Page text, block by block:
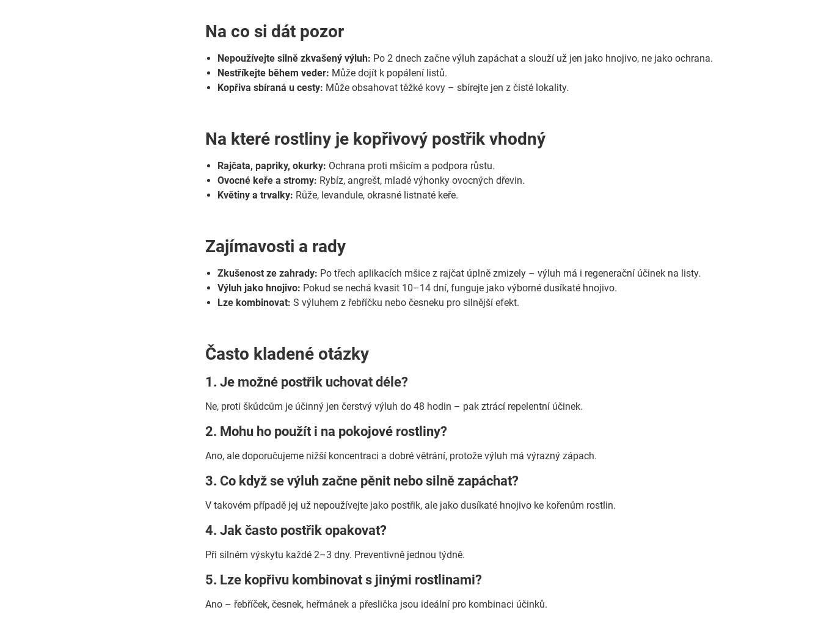
Na co si dát pozor
Nepoužívejte silně zkvašený výluh: Po 2 dnech začne výluh zapáchat a slouží už jen jako hnojivo, ne jako ochrana.
Nestříkejte během veder: Může dojít k popálení listů.
Kopřiva sbíraná u cesty: Může obsahovat těžké kovy – sbírejte jen z čisté lokality.
Na které rostliny je kopřivový postřik vhodný
Rajčata, papriky, okurky: Ochrana proti mšicím a podpora růstu.
Ovocné keře a stromy: Rybíz, angrešt, mladé výhonky ovocných dřevin.
Květiny a trvalky: Růže, levandule, okrasné listnaté keře.
Zajímavosti a rady
Zkušenost ze zahrady: Po třech aplikacích mšice z rajčat úplně zmizely – výluh má i regenerační účinek na listy.
Výluh jako hnojivo: Pokud se nechá kvasit 10–14 dní, funguje jako výborné dusíkaté hnojivo.
Lze kombinovat: S výluhem z řebříčku nebo česneku pro silnější efekt.
Často kladené otázky
1. Je možné postřik uchovat déle?
Ne, proti škůdcům je účinný jen čerstvý výluh do 48 hodin – pak ztrácí repelentní účinek.
2. Mohu ho použít i na pokojové rostliny?
Ano, ale doporučujeme nižší koncentraci a dobré větrání, protože výluh má výrazný zápach.
3. Co když se výluh začne pěnit nebo silně zapáchat?
V takovém případě jej už nepoužívejte jako postřik, ale jako dusíkaté hnojivo ke kořenům rostlin.
4. Jak často postřik opakovat?
Při silném výskytu každé 2–3 dny. Preventivně jednou týdně.
5. Lze kopřivu kombinovat s jinými rostlinami?
Ano – řebříček, česnek, heřmánek a přeslička jsou ideální pro kombinaci účinků.